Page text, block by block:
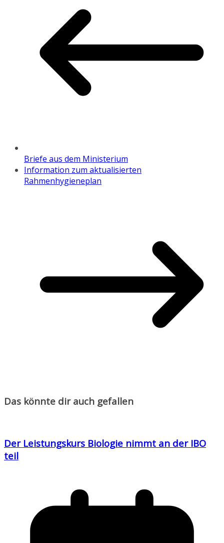
Briefe aus dem Ministerium
Information zum aktualisierten
Rahmenhygieneplan
Das könnte dir auch gefallen
Der Leistungskurs Biologie nimmt an der IBO
teil